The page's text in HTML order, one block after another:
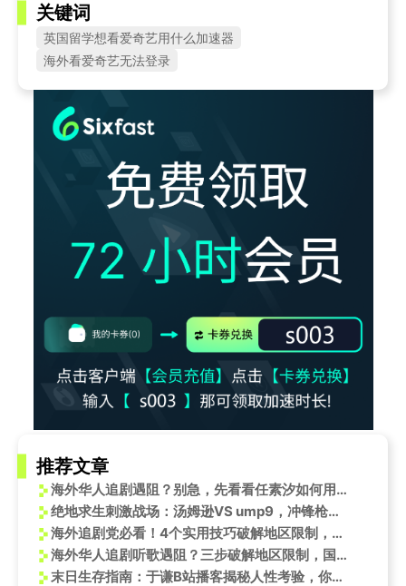
关键词
英国留学想看爱奇艺用什么加速器
海外看爱奇艺无法登录
推荐文章
海外华人追剧遇阻？别急，先看看任素汐如何用野心演技打破职场天花板
绝地求生刺激战场：汤姆逊VS ump9，冲锋枪性能深度对比
海外追剧党必看！4个实用技巧破解地区限制，轻松观看国内热播剧
海外华人追剧听歌遇阻？三步破解地区限制，国内影视音乐随心看
末日生存指南：于谦B站播客揭秘人性考验，你的求生装备准备好了吗？